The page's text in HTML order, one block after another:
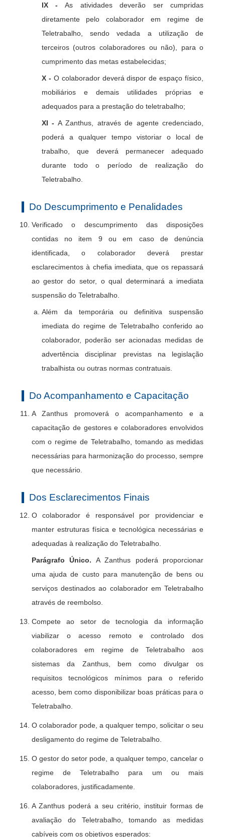
IX - As atividades deverão ser cumpridas
diretamente pelo colaborador em regime de
Teletrabalho, sendo vedada a utilização de
terceiros (outros colaboradores ou não), para o
cumprimento das metas estabelecidas;
X - O colaborador deverá dispor de espaço físico,
mobiliários e demais utilidades próprias e
adequados para a prestação do teletrabalho;
XI - A Zanthus, através de agente credenciado,
poderá a qualquer tempo vistoriar o local de
trabalho, que deverá permanecer adequado
durante todo o período de realização do
Teletrabalho.
Do Descumprimento e Penalidades
Verificado o descumprimento das disposições
contidas no item 9 ou em caso de denúncia
identificada, o colaborador deverá prestar
esclarecimentos à chefia imediata, que os repassará
ao gestor do setor, o qual determinará a imediata
suspensão do Teletrabalho.
Além da temporária ou definitiva suspensão
imediata do regime de Teletrabalho conferido ao
colaborador, poderão ser acionadas medidas de
advertência disciplinar previstas na legislação
trabalhista ou outras normas contratuais.
Do Acompanhamento e Capacitação
A Zanthus promoverá o acompanhamento e a
capacitação de gestores e colaboradores envolvidos
com o regime de Teletrabalho, tomando as medidas
necessárias para harmonização do processo, sempre
que necessário.
Dos Esclarecimentos Finais
O colaborador é responsável por providenciar e
manter estruturas física e tecnológica necessárias e
adequadas à realização do Teletrabalho.
Parágrafo Único. A Zanthus poderá proporcionar
uma ajuda de custo para manutenção de bens ou
serviços destinados ao colaborador em Teletrabalho
através de reembolso.
Compete ao setor de tecnologia da informação
viabilizar o acesso remoto e controlado dos
colaboradores em regime de Teletrabalho aos
sistemas da Zanthus, bem como divulgar os
requisitos tecnológicos mínimos para o referido
acesso, bem como disponibilizar boas práticas para o
Teletrabalho.
O colaborador pode, a qualquer tempo, solicitar o seu
desligamento do regime de Teletrabalho.
O gestor do setor pode, a qualquer tempo, cancelar o
regime de Teletrabalho para um ou mais
colaboradores, justificadamente.
A Zanthus poderá a seu critério, instituir formas de
avaliação do Teletrabalho, tomando as medidas
cabíveis com os objetivos esperados: